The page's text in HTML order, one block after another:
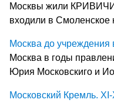
Москвы жили
входили в
Москва до учреждения
Москва в годы
Юрия Московскиго и
Московский Кремль.